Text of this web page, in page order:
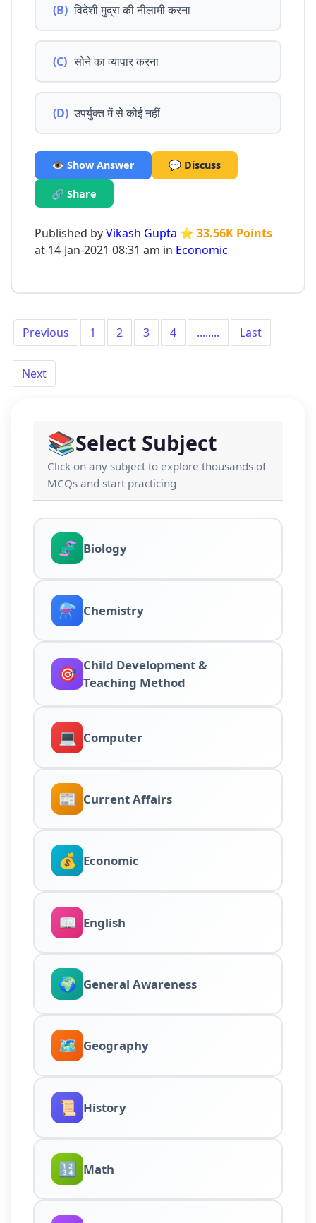
(B) विदेशी मुद्रा की नीलामी करना
(C) सोने का व्यापार करना
(D) उपर्युक्त में से कोई नहीं
👁️ Show Answer 💬 Discuss
🔗 Share
Published byVikash Gupta ⭐ 33.56K Points
at 14-Jan-2021 08:31 am in Economic
Previous 1 2 3 4 ........ Last
Next
📚Select Subject
Click on any subject to explore thousands of
MCQs and start practicing
🧬 Biology
⚗️ Chemistry
🎯 Child Development &
Teaching Method
💻 Computer
📰 Current Affairs
💰 Economic
📖 English
🌍 General Awareness
🗺️ Geography
📜 History
🔢 Math